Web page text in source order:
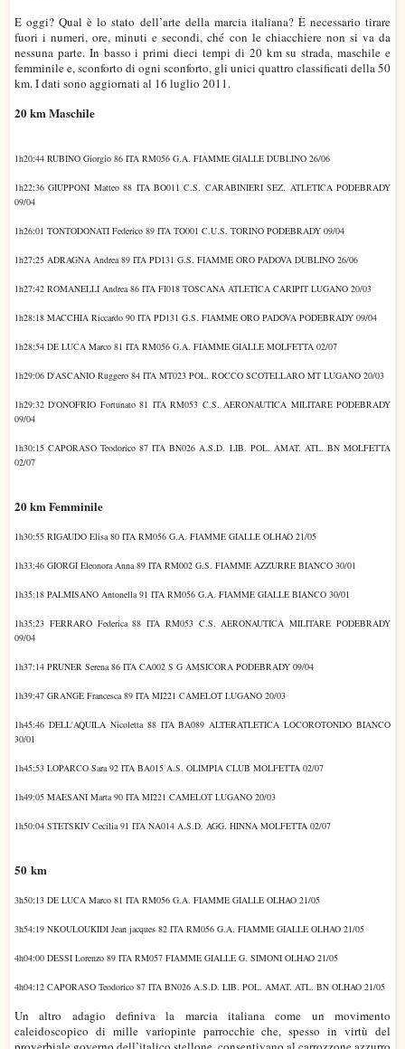
E oggi? Qual è lo stato dell’arte della marcia italiana? È necessario tirare
fuori i numeri, ore, minuti e secondi, ché con le chiacchiere non si va da
nessuna parte. In basso i primi dieci tempi di 20 km su strada, maschile e
femminile e, sconforto di ogni sconforto, gli unici quattro classificati della 50
km. I dati sono aggiornati al 16 luglio 2011.
20 km Maschile
1h20:44 RUBINO Giorgio 86 ITA RM056 G.A. FIAMME GIALLE DUBLINO 26/06
1h22:36 GIUPPONI Matteo 88 ITA BO011 C.S. CARABINIERI SEZ. ATLETICA PODEBRADY
09/04
1h26:01 TONTODONATI Federico 89 ITA TO001 C.U.S. TORINO PODEBRADY 09/04
1h27:25 ADRAGNA Andrea 89 ITA PD131 G.S. FIAMME ORO PADOVA DUBLINO 26/06
1h27:42 ROMANELLI Andrea 86 ITA FI018 TOSCANA ATLETICA CARIPIT LUGANO 20/03
1h28:18 MACCHIA Riccardo 90 ITA PD131 G.S. FIAMME ORO PADOVA PODEBRADY 09/04
1h28:54 DE LUCA Marco 81 ITA RM056 G.A. FIAMME GIALLE MOLFETTA 02/07
1h29:06 D'ASCANIO Ruggero 84 ITA MT023 POL. ROCCO SCOTELLARO MT LUGANO 20/03
1h29:32 D'ONOFRIO Fortunato 81 ITA RM053 C.S. AERONAUTICA MILITARE PODEBRADY
09/04
1h30:15 CAPORASO Teodorico 87 ITA BN026 A.S.D. LIB. POL. AMAT. ATL. BN MOLFETTA
02/07
20 km Femminile
1h30:55 RIGAUDO Elisa 80 ITA RM056 G.A. FIAMME GIALLE OLHAO 21/05
1h33:46 GIORGI Eleonora Anna 89 ITA RM002 G.S. FIAMME AZZURRE BIANCO 30/01
1h35:18 PALMISANO Antonella 91 ITA RM056 G.A. FIAMME GIALLE BIANCO 30/01
1h35:23 FERRARO Federica 88 ITA RM053 C.S. AERONAUTICA MILITARE PODEBRADY
09/04
1h37:14 PRUNER Serena 86 ITA CA002 S G AMSICORA PODEBRADY 09/04
1h39:47 GRANGE Francesca 89 ITA MI221 CAMELOT LUGANO 20/03
1h45:46 DELL'AQUILA Nicoletta 88 ITA BA089 ALTERATLETICA LOCOROTONDO BIANCO
30/01
1h45:53 LOPARCO Sara 92 ITA BA015 A.S. OLIMPIA CLUB MOLFETTA 02/07
1h49:05 MAESANI Marta 90 ITA MI221 CAMELOT LUGANO 20/03
1h50:04 STETSKIV Cecilia 91 ITA NA014 A.S.D. AGG. HINNA MOLFETTA 02/07
50 km
3h50:13 DE LUCA Marco 81 ITA RM056 G.A. FIAMME GIALLE OLHAO 21/05
3h54:19 NKOULOUKIDI Jean jacques 82 ITA RM056 G.A. FIAMME GIALLE OLHAO 21/05
4h04:00 DESSI Lorenzo 89 ITA RM057 FIAMME GIALLE G. SIMONI OLHAO 21/05
4h04:12 CAPORASO Teodorico 87 ITA BN026 A.S.D. LIB. POL. AMAT. ATL. BN OLHAO 21/05
Un altro adagio definiva la marcia italiana come un movimento
caleidoscopico di mille variopinte parrocchie che, spesso in virtù del